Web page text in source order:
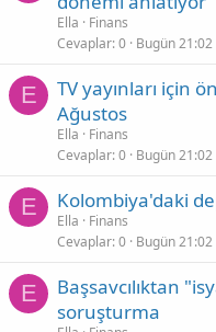
Ella
Finans
Cevaplar 0 Bugün 21:02
E
TV yayınları için
Ağustos
Ella
Finans
Cevaplar 0 Bugün 21:02
E Kolombiya'daki
Ella
Finans
Cevaplar 0 Bugün 21:02
E
Başsavcılıktan
soruşturma